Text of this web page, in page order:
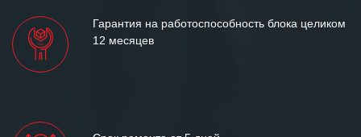
Гарантия на работоспособность блока целиком
12 месяцев